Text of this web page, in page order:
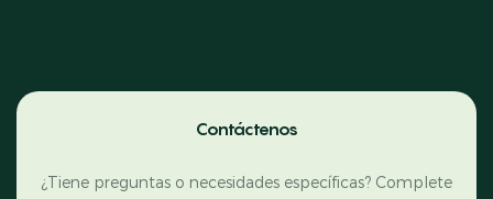
Contáctenos
¿Tiene preguntas o necesidades específicas? Complete